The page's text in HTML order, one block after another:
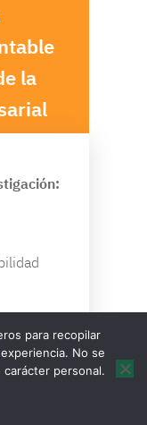
la
para recopilar
No se
personal.